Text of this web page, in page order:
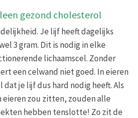
gezond cholesterol
Je lijf heeft dagelijks
3 gram. Dit is nodig in elke
lichaamscel. Zonder
een celwand niet goed. In eieren
je lijf dus hard nodig heeft. Als
eieren zou zitten, zouden alle
hebben tenslotte! Zo zit de